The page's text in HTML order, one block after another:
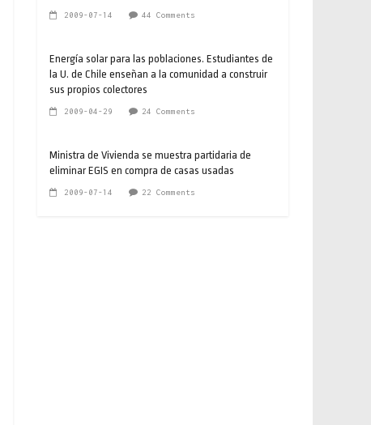
2009-07-14 44 Comments
Energía solar para las poblaciones. Estudiantes de
la U. de Chile enseñan a la comunidad a construir
sus propios colectores
2009-04-29 24 Comments
Ministra de Vivienda se muestra partidaria de
eliminar EGIS en compra de casas usadas
2009-07-14 22 Comments